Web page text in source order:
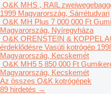
O&K MHS , RAIL
1999 Magyarország, Sárrétudvari
O&K MH Plus 7 000 000 Ft
Magyarország, Nyíregyháza
O&K ORENSTEIN & KOPPEL
érdeklődésre Vasúti kotrógép
Magyarország, Kecskemét
O&K MH5 5 850 000 Ft
Magyarország, Kecskemét
Az összes O&K kotrógépek
89 hirdetés →